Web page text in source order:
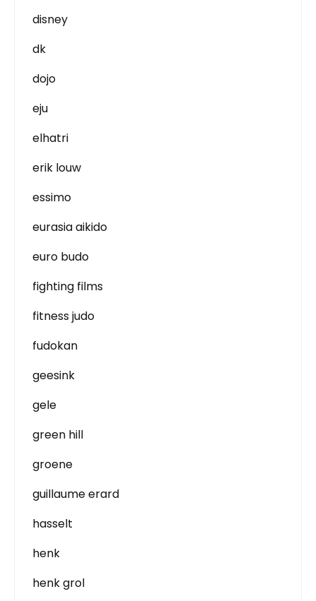
disney
dk
dojo
eju
elhatri
erik louw
essimo
eurasia aikido
euro budo
fighting films
fitness judo
fudokan
geesink
gele
green hill
groene
guillaume erard
hasselt
henk
henk grol